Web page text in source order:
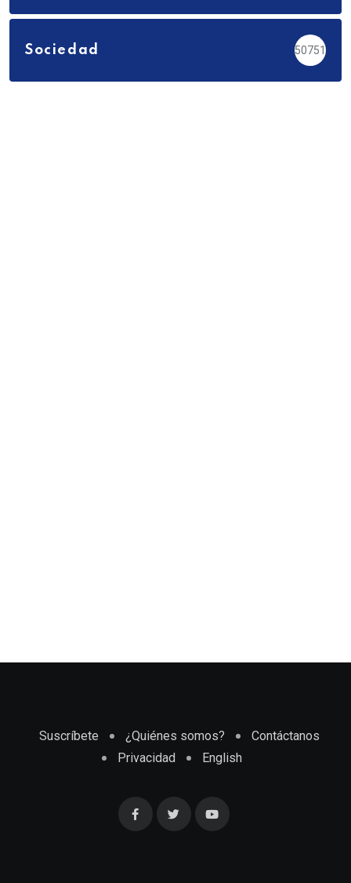
Sociedad 50751
Suscríbete ¿Quiénes somos?
Contáctanos
Privacidad
English